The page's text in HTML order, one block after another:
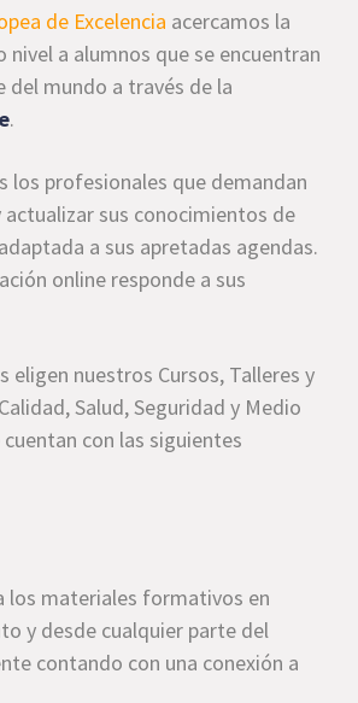
de Excelencia acercamos la
a alumnos que se encuentran
del mundo a través de la
.
los profesionales que demandan
sus conocimientos de
a sus apretadas agendas.
online responde a sus
eligen nuestros Cursos, Talleres y
Salud, Seguridad y Medio
con las siguientes
los materiales formativos en
y desde cualquier parte del
contando con una conexión a